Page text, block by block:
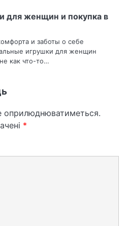
для женщин и покупка в
и заботы о себе
игрушки для женщин
как что-то…
оприлюднюватиметься.
*